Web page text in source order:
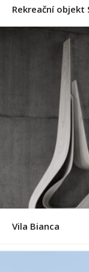
Rekreační objekt
Vila Bianca